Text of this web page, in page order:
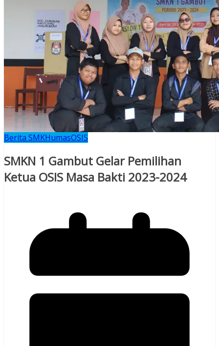
Berita SMKHumasOSIS
SMKN 1 Gambut Gelar Pemilihan
Ketua OSIS Masa Bakti 2023-2024